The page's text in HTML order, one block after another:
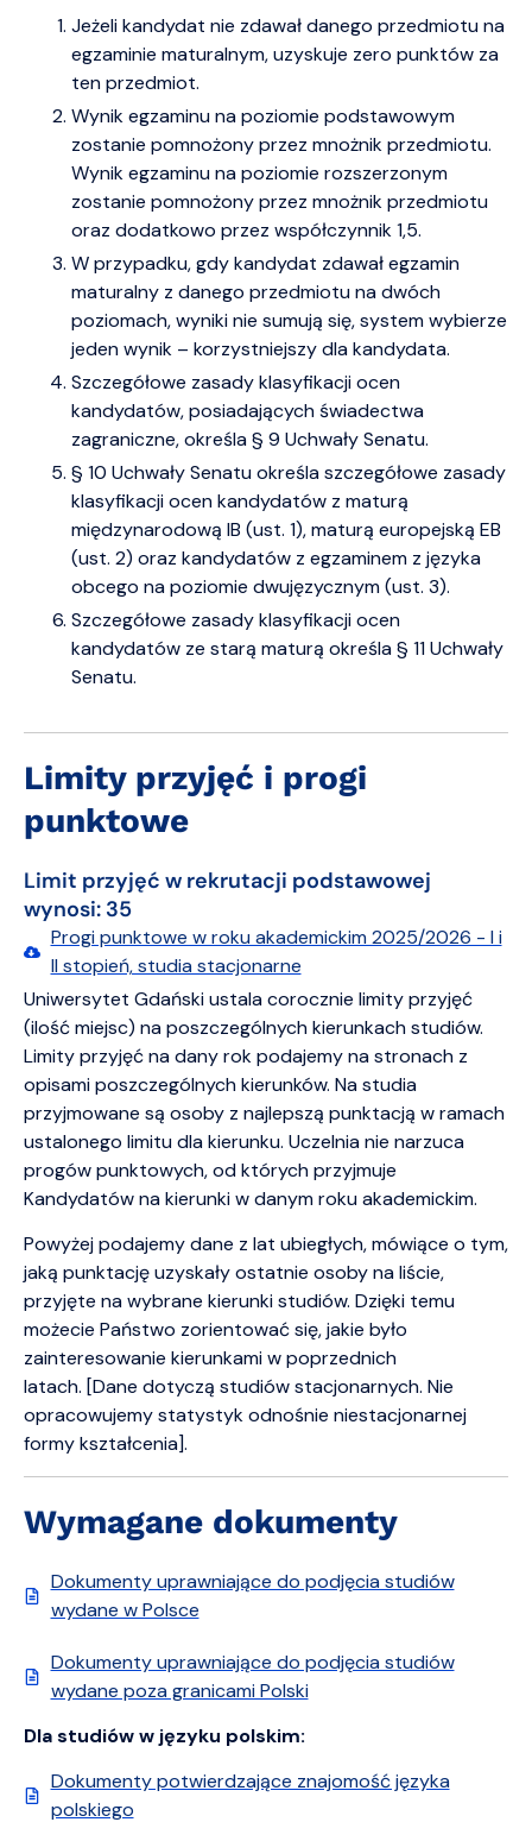
Jeżeli kandydat nie zdawał danego przedmiotu na
egzaminie maturalnym, uzyskuje zero punktów za
ten przedmiot.
Wynik egzaminu na poziomie podstawowym
zostanie pomnożony przez mnożnik przedmiotu.
Wynik egzaminu na poziomie rozszerzonym
zostanie pomnożony przez mnożnik przedmiotu
oraz dodatkowo przez współczynnik 1,5.
W przypadku, gdy kandydat zdawał egzamin
maturalny z danego przedmiotu na dwóch
poziomach, wyniki nie sumują się, system wybierze
jeden wynik – korzystniejszy dla kandydata.
Szczegółowe zasady klasyfikacji ocen
kandydatów, posiadających świadectwa
zagraniczne, określa § 9 Uchwały Senatu.
§ 10 Uchwały Senatu określa szczegółowe zasady
klasyfikacji ocen kandydatów z maturą
międzynarodową IB (ust. 1), maturą europejską EB
(ust. 2) oraz kandydatów z egzaminem z języka
obcego na poziomie dwujęzycznym (ust. 3).
Szczegółowe zasady klasyfikacji ocen
kandydatów ze starą maturą określa § 11 Uchwały
Senatu.
Limity przyjęć i progi
punktowe
Limit przyjęć w rekrutacji podstawowej
wynosi: 35
Progi punktowe w roku akademickim 2025/2026 - I i
II stopień, studia stacjonarne
Uniwersytet Gdański ustala corocznie limity przyjęć
(ilość miejsc) na poszczególnych kierunkach studiów.
Limity przyjęć na dany rok podajemy na stronach z
opisami poszczególnych kierunków. Na studia
przyjmowane są osoby z najlepszą punktacją w ramach
ustalonego limitu dla kierunku. Uczelnia nie narzuca
progów punktowych, od których przyjmuje
Kandydatów na kierunki w danym roku akademickim.
Powyżej podajemy dane z lat ubiegłych, mówiące o tym,
jaką punktację uzyskały ostatnie osoby na liście,
przyjęte na wybrane kierunki studiów. Dzięki temu
możecie Państwo zorientować się, jakie było
zainteresowanie kierunkami w poprzednich
latach. [Dane dotyczą studiów stacjonarnych. Nie
opracowujemy statystyk odnośnie niestacjonarnej
formy kształcenia].
Wymagane dokumenty
Dokumenty uprawniające do podjęcia studiów
wydane w Polsce
Dokumenty uprawniające do podjęcia studiów
wydane poza granicami Polski
Dla studiów w języku polskim:
Dokumenty potwierdzające znajomość języka
polskiego